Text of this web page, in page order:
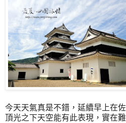
今天天氣真是不錯，延續早上在
頂光之下天空能有此表現，實在難